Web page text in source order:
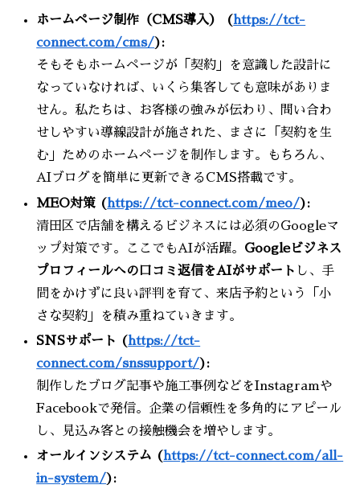
ホームページ制作（CMS導入） (https://tct-
connect.com/cms/):
そもそもホームページが「契約」を意識した設計に
なっていなければ、いくら集客しても意味がありま
せん。私たちは、お客様の強みが伝わり、問い合わ
せしやすい導線設計が施された、まさに「契約を生
む」ためのホームページを制作します。もちろん、
AIブログを簡単に更新できるCMS搭載です。
MEO対策 (https://tct-connect.com/meo/):
清田区で店舗を構えるビジネスには必須のGoogleマ
ップ対策です。ここでもAIが活躍。 Googleビジネス
プロフィールへの口コミ返信をAIがサポート し、手
間をかけずに良い評判を育て、来店予約という「小
さな契約」を積み重ねていきます。
SNSサポート (https://tct-
connect.com/snssupport/):
制作したブログ記事や施工事例などをInstagramや
Facebookで発信。企業の信頼性を多角的にアピール
し、見込み客との接触機会を増やします。
オールインシステム (https://tct-connect.com/all-
in-system/):